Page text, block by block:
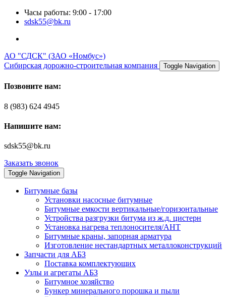
Часы работы: 9:00 - 17:00
sdsk55@bk.ru
АО "СДСК" (ЗАО «Номбус»)
Сибирская дорожно-строительная компания
Toggle Navigation
Позвоните нам:
8 (983) 624 4945
Напишите нам:
sdsk55@bk.ru
Заказать звонок
Toggle Navigation
Битумные базы
Установки насосные битумные
Битумные емкости вертикальные/горизонтальные
Устройства разгрузки битума из ж.д. цистерн
Установка нагрева теплоносителя/АНТ
Битумные краны, запорная арматура
Изготовление нестандартных металлоконструкций
Запчасти для АБЗ
Поставка комплектующих
Узлы и агрегаты АБЗ
Битумное хозяйство
Бункер минерального порошка и пыли